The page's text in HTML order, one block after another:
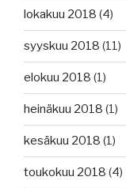
lokakuu 2018 (4)
syyskuu 2018 (11)
elokuu 2018 (1)
heinäkuu 2018 (1)
kesäkuu 2018 (1)
toukokuu 2018 (4)